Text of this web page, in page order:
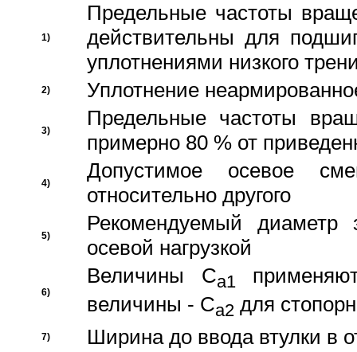
1)
Предельные частоты
действительны для
уплотнениями низкого
2) Уплотнение
3)
Предельные частоты
примерно 80 % от
4)
Допустимое осевое
относительно другого
5)
Рекомендуемый диаметр
осевой нагрузкой
6)
Величины Ca1
величины - Ca2 для
7) Ширина до ввода втулки в